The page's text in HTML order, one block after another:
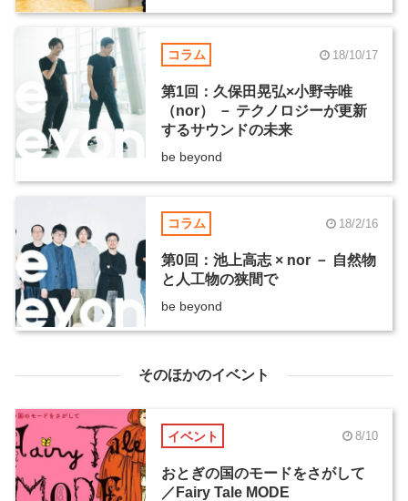
コラム 18/10/17
第1回：久保田晃弘×小野寺唯
（nor） － テクノロジーが更新
するサウンドの未来
be beyond
コラム 18/2/16
第0回：池上高志 × nor － 自然物
と人工物の狭間で
be beyond
そのほかのイベント
イベント 8/10
おとぎの国のモードをさがして
／Fairy Tale MODE